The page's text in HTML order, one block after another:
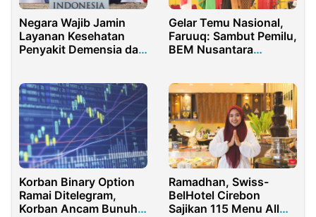
Negara Wajib Jamin
Layanan Kesehatan
Penyakit Demensia dan
Gelar Temu Nasional,
Faruuq: Sambut Pemilu,
BEM Nusantara
Korban Binary Option
Ramai Ditelegram,
Korban Ancam Bunuh
Ramadhan, Swiss-
BelHotel Cirebon
Sajikan 115 Menu All